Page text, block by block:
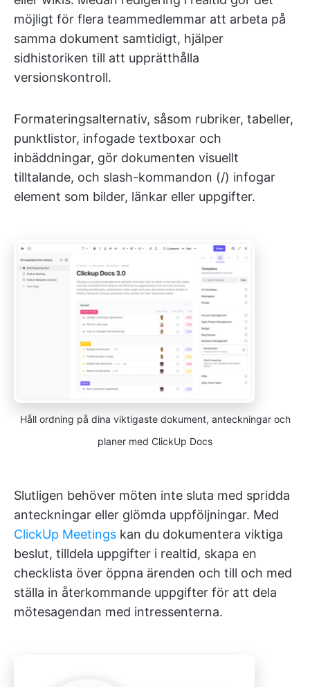
möjligt för flera teammedlemmar att arbeta på
samma dokument samtidigt, hjälper
sidhistoriken till att upprätthålla
versionskontroll.
Formateringsalternativ, såsom rubriker, tabeller,
punktlistor, infogade textboxar och
inbäddningar, gör dokumenten visuellt
tilltalande, och slash-kommandon (/) infogar
element som bilder, länkar eller uppgifter.
Håll ordning på dina viktigaste dokument, anteckningar och
planer med ClickUp Docs
Slutligen behöver möten inte sluta med spridda
anteckningar eller glömda uppföljningar. Med
ClickUp Meetings kan du dokumentera viktiga
beslut, tilldela uppgifter i realtid, skapa en
checklista över öppna ärenden och till och med
ställa in återkommande uppgifter för att dela
mötesagendan med intressenterna.